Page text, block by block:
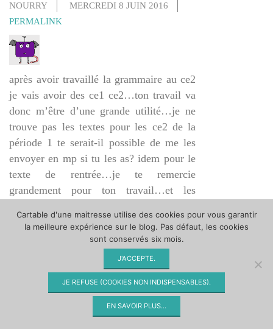
NOURRY
MERCREDI 8 JUIN 2016
PERMALINK
après avoir travaillé la grammaire au ce2
je vais avoir des ce1 ce2…ton travail va
donc m’être d’une grande utilité…je ne
trouve pas les textes pour les ce2 de la
période 1 te serait-il possible de me les
envoyer en mp si tu les as? idem pour le
texte de rentrée…je te remercie
grandement pour ton travail…et les
chargement…
PERMALINK
Cartable d'une maitresse utilise des cookies pour vous garantir
la meilleure expérience sur le blog. Pas défaut, les cookies
sont conservés six mois.
J'ACCEPTE.
JE REFUSE (COOKIES NON INDISPENSABLES).
EN SAVOIR PLUS...